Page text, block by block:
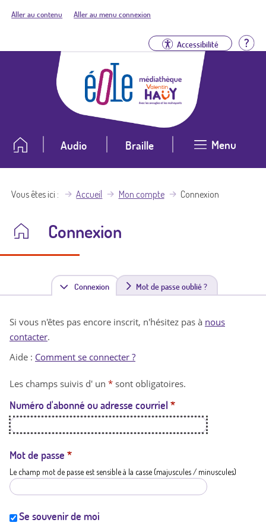
Aller au contenu Aller au menu connexion
Accessibilité
Audio Braille Menu
Vous êtes ici Accueil Mon compte Connexion
Connexion
Connexion(
n
t
a
t
i
Mot de passe oublié ?
Si vous n'êtes pas encore inscrit, n'hésitez pas à nous
contacter.
Aide : Comment se connecter ?
Les champs suivis d' un * sont obligatoires.
Numéro d'abonné ou adresse courriel *
Mot de passe *
Le champ mot de passe est sensible à la casse (majuscules / minuscules)
Se souvenir de moi